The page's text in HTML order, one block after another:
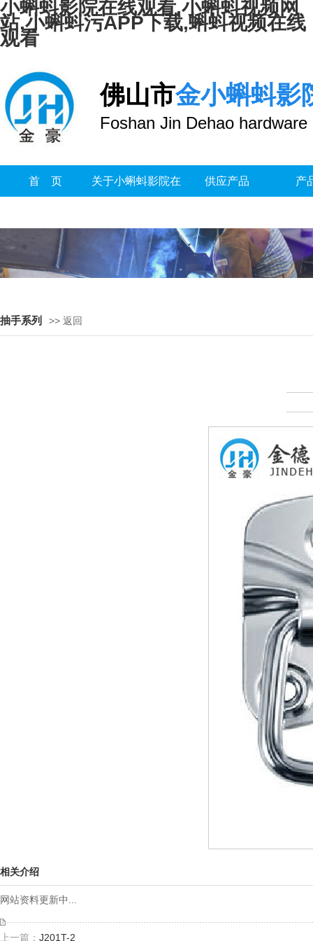
小蝌蚪影院在线观看,小蝌蚪视频网
站,小蝌蚪污APP下载,蝌蚪视频在线
观看
佛山市金小蝌蚪影
Foshan Jin Dehao hardware
首 页 关于小蝌蚪影院在 供应产品 产
抽手系列 >> 返回
相关介绍
网站资料更新中...
上一篇： J201T-2